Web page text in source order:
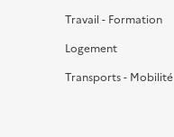
Travail - Formation
Logement
Transports - Mobilité